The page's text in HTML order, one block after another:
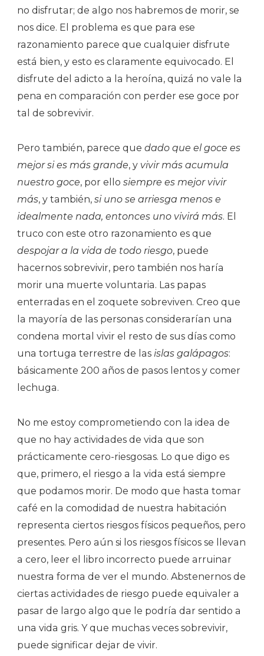
no disfrutar; de algo nos habremos de morir, se
nos dice. El problema es que para ese
razonamiento parece que cualquier disfrute
está bien, y esto es claramente equivocado. El
disfrute del adicto a la heroína, quizá no vale la
pena en comparación con perder ese goce por
tal de sobrevivir.
Pero también, parece que dado que el goce es
mejor si es más grande, y vivir más acumula
nuestro goce, por ello siempre es mejor vivir
más, y también, si uno se arriesga menos e
idealmente nada, entonces uno vivirá más. El
truco con este otro razonamiento es que
despojar a la vida de todo riesgo, puede
hacernos sobrevivir, pero también nos haría
morir una muerte voluntaria. Las papas
enterradas en el zoquete sobreviven. Creo que
la mayoría de las personas considerarían una
condena mortal vivir el resto de sus días como
una tortuga terrestre de las islas galápagos:
básicamente 200 años de pasos lentos y comer
lechuga.
No me estoy comprometiendo con la idea de
que no hay actividades de vida que son
prácticamente cero-riesgosas. Lo que digo es
que, primero, el riesgo a la vida está siempre
que podamos morir. De modo que hasta tomar
café en la comodidad de nuestra habitación
representa ciertos riesgos físicos pequeños, pero
presentes. Pero aún si los riesgos físicos se llevan
a cero, leer el libro incorrecto puede arruinar
nuestra forma de ver el mundo. Abstenernos de
ciertas actividades de riesgo puede equivaler a
pasar de largo algo que le podría dar sentido a
una vida gris. Y que muchas veces sobrevivir,
puede significar dejar de vivir.